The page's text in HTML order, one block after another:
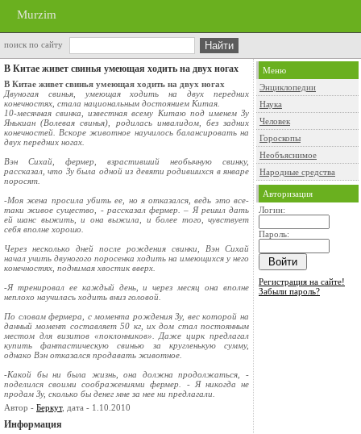
Murzim
поиск по сайту
В Китае живет свинья умеющая ходить на двух ногах
В Китае живет свинья умеющая ходить на двух ногах
Двуногая свинья, умеющая ходить на двух передних
конечностях, стала национальным достоянием Китая.
10-месячная свинка, известная всему Китаю под именем Зу
Янькиан (Волевая свинья), родилась инвалидом, без задних
конечностей. Вскоре животное научилось балансировать на
двух передних ногах.
Вэн Сихай, фермер, взрастивший необычную свинку,
рассказал, что Зу была одной из девяти родившихся в январе
поросят.
-Моя жена просила убить ее, но я отказался, ведь это все-
таки живое существо, - рассказал фермер. – Я решил дать
ей шанс выжить, и она выжила, и более того, чувствует
себя вполне хорошо.
Через несколько дней после рождения свинки, Вэн Сихай
начал учить двуногого поросенка ходить на имеющихся у него
конечностях, поднимая хвостик вверх.
-Я тренировал ее каждый день, и через месяц она вполне
неплохо научилась ходить вниз головой.
По словам фермера, с момента рождения Зу, вес которой на
данный момент составляет 50 кг, их дом стал постоянным
местом для визитов «поклонников». Даже цирк предлагал
купить фантастическую свинью за кругленькую сумму,
однако Вэн отказался продавать животное.
-Какой бы ни была жизнь, она должна продолжаться, -
поделился своими соображениями фермер. - Я никогда не
продам Зу, сколько бы денег мне за нее ни предлагали.
Автор - Беркут, дата - 1.10.2010
Информация
Меню
Энциклопедии
Наука
Человек
Гороскопы
Необъяснимое
Народные средства
Авторизация
Логин:
Пароль:
Регистрация на сайте!
Забыли пароль?